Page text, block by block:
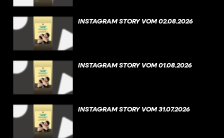
INSTAGRAM STORY VOM 02.08.2026
INSTAGRAM STORY VOM 01.08.2026
INSTAGRAM STORY VOM 31.07.2026